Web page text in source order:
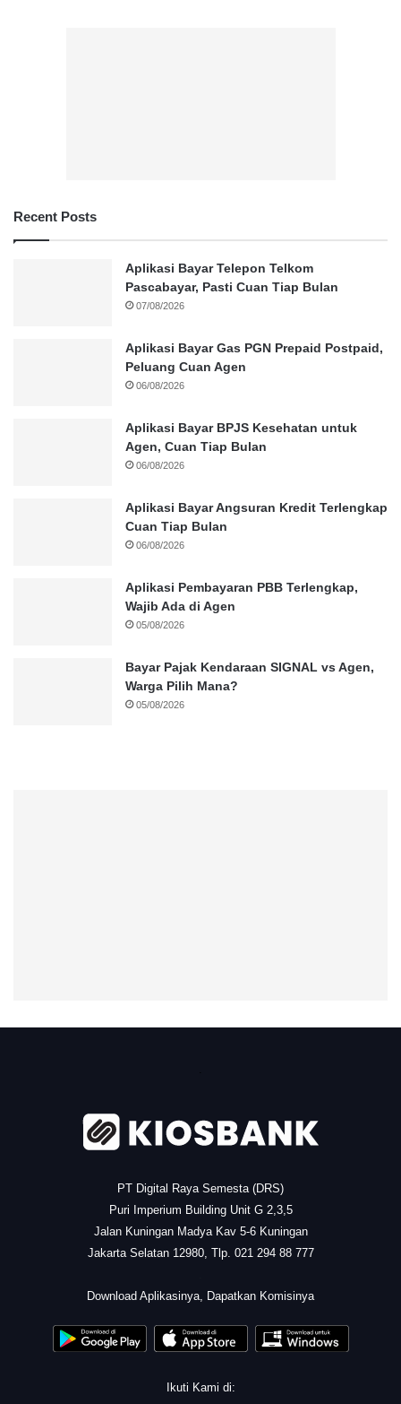
Recent Posts
Aplikasi Bayar Telepon Telkom
Pascabayar, Pasti Cuan Tiap Bulan
07/08/2026
Aplikasi Bayar Gas PGN Prepaid Postpaid,
Peluang Cuan Agen
06/08/2026
Aplikasi Bayar BPJS Kesehatan untuk
Agen, Cuan Tiap Bulan
06/08/2026
Aplikasi Bayar Angsuran Kredit Terlengkap
Cuan Tiap Bulan
06/08/2026
Aplikasi Pembayaran PBB Terlengkap,
Wajib Ada di Agen
05/08/2026
Bayar Pajak Kendaraan SIGNAL vs Agen,
Warga Pilih Mana?
05/08/2026
.
PT Digital Raya Semesta (DRS)
Puri Imperium Building Unit G 2,3,5
Jalan Kuningan Madya Kav 5-6 Kuningan
Jakarta Selatan 12980, Tlp. 021 294 88 777
Download Aplikasinya, Dapatkan Komisinya
Ikuti Kami di: